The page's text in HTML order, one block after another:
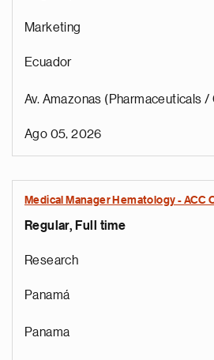
Marketing
Ecuador
Av. Amazonas (Pharmaceuticals
Ago 05, 2026
Medical Manager Hematology - ACC
Regular, Full time
Research
Panamá
Panama